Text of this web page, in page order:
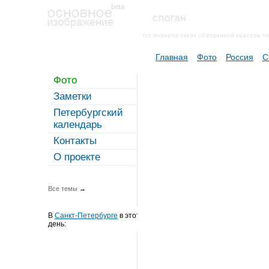
Фото
Заметки
Петербургский
календарь
Контакты
О проекте
Все темы →
В Санкт-Петербурге в этот
день:
Главная Фото Россия